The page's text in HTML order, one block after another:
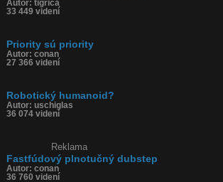
predavač, predavač na drogách,
fastfoodu
Autor: tigrica
33 449 videní
Priority sú priority
Autor: conan
27 366 videní
Robotický humanoid?
Autor: uschiglas
36 074 videní
Reklama
Fastfúdový plnotučný dubstep
Autor: conan
36 760 videní